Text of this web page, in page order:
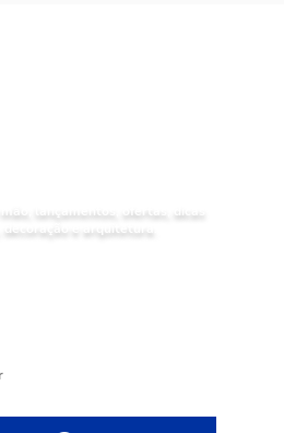
lançamentos, ofertas, dicas
decoração e arquitetura.